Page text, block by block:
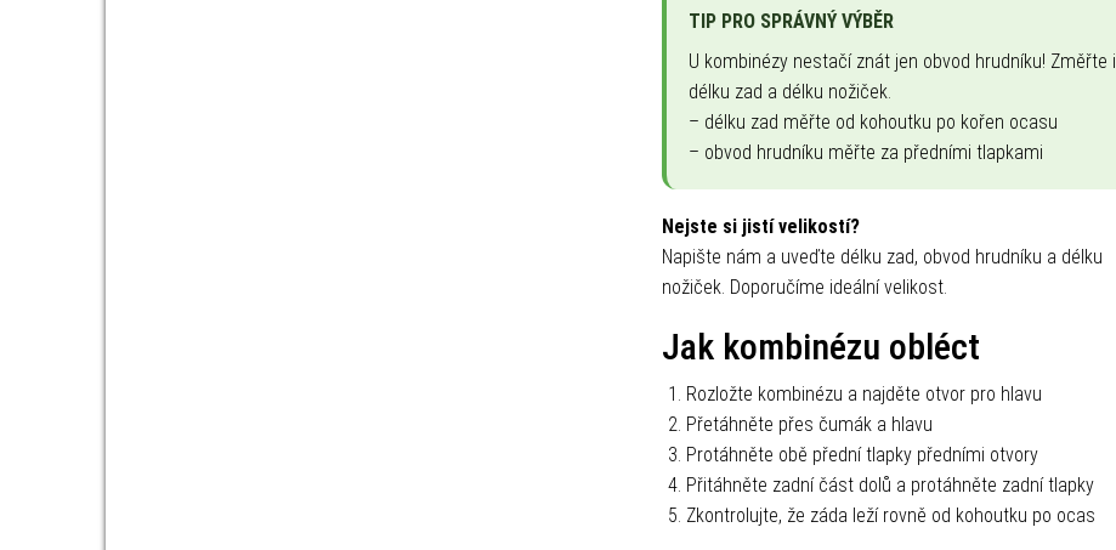
TIP PRO SPRÁVNÝ VÝBĚR
U kombinézy nestačí znát jen obvod hrudníku! Změřte i
délku zad a délku nožiček.
– délku zad měřte od kohoutku po kořen ocasu
– obvod hrudníku měřte za předními tlapkami
Nejste si jistí velikostí?
Napište nám a uveďte délku zad, obvod hrudníku a délku
nožiček. Doporučíme ideální velikost.
Jak kombinézu obléct
Rozložte kombinézu a najděte otvor pro hlavu
Přetáhněte přes čumák a hlavu
Protáhněte obě přední tlapky předními otvory
Přitáhněte zadní část dolů a protáhněte zadní tlapky
Zkontrolujte, že záda leží rovně od kohoutku po ocas